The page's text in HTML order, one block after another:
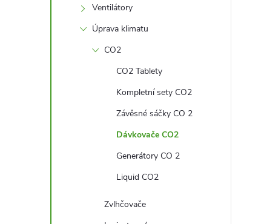
Ventilátory
Úprava klimatu
CO2
CO2 Tablety
Kompletní sety CO2
Závěsné sáčky CO 2
Dávkovače CO2
Generátory CO 2
Liquid CO2
Zvlhčovače